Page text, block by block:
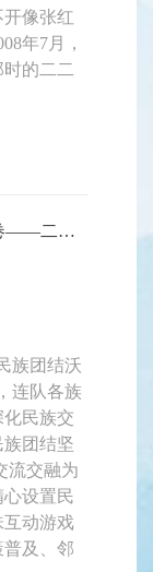
像张红
年7月，
的二二
凝聚民族同心力量共绘和谐发展画卷——二二四团十一连开展民族团结主题联谊活动
族团结沃
连队各族
民族交
团结坚
流交融为
设置民
动游戏
及、邻